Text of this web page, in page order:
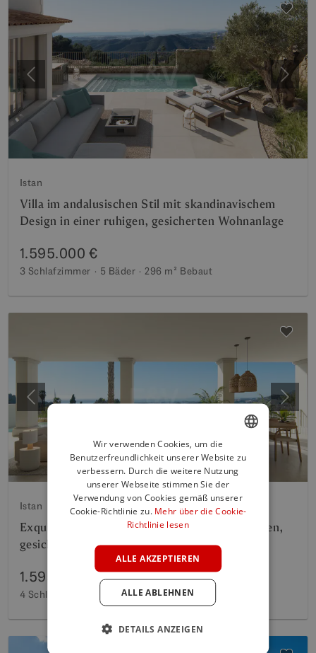
Vorherige
Istan
Villa im andalusischen Stil mit skandinavischem
Design in einer ruhigen, gesicherten Wohnanlage
1.595.000 €
3 Schlafzimmer 5 Bäder 296 m² Bebaut
Vorherige
Istan
Exquisit gestaltetes Reihenhaus in einer ruhigen,
gesicherten Wohnanlage
1.595.000 €
4 Schlafzimmer 6 Bäder 305 m² Bebaut
ENGLISH
SPANISH
FRENCH
POLISH
Wir verwenden Cookies, um die
Benutzerfreundlichkeit unserer Website zu
verbessern. Durch die weitere Nutzung
unserer Webseite stimmen Sie der
Verwendung von Cookies gemäß unserer
Cookie-Richtlinie zu. Mehr über die Cookie-
Richtlinie lesen
ALLE AKZEPTIEREN
ALLE ABLEHNEN
DETAILS ANZEIGEN